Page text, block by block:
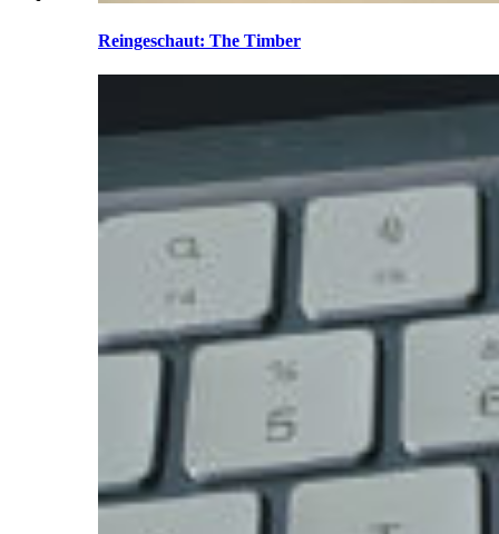
Reingeschaut: The Timber